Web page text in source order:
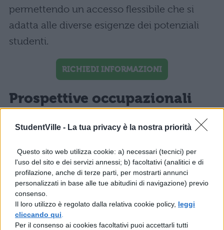
StudentVille - La tua privacy è la nostra priorità
Questo sito web utilizza cookie: a) necessari (tecnici) per
l'uso del sito e dei servizi annessi; b) facoltativi (analitici e di
profilazione, anche di terze parti, per mostrarti annunci
personalizzati in base alle tue abitudini di navigazione) previo
consenso.
Il loro utilizzo è regolato dalla relativa cookie policy, leggi
cliccando qui
Per il consenso ai cookies facoltativi puoi accettarli tutti
permettendo un accesso flessibile che si
adatta alle diverse esigenze dei potenziali
studenti.
RICHIEDI INFORMAZIONI
Prospettive occupazionali
I laureati del corso inComunicazione
Telematica Mercatorumsi trovano ben
posizionati nel mondo del lavoro. Con
competenze percoordinare la produzione
di contenuti digitali in aziende
multinazionali, agenzie di comunicazione, o